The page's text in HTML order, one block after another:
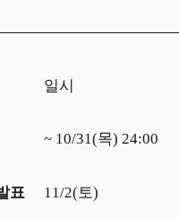
일시
~ 10/31(목) 24:00
표 11/2(토)